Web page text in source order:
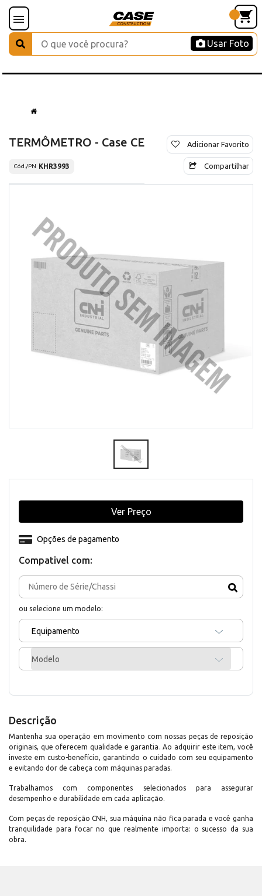
Usar Foto
TERMÔMETRO - Case CE
Cód./PN KHR3993
Adicionar Favorito
Compartilhar
Compativel com:
ou selecione um modelo:
Equipamento
Modelo
Opções de pagamento
Ver Preço
Descrição
Mantenha sua operação em movimento com nossas peças de reposição
originais, que oferecem qualidade e garantia. Ao adquirir este item, você
investe em custo-benefício, garantindo o cuidado com seu equipamento
e evitando dor de cabeça com máquinas paradas.
Trabalhamos com componentes selecionados para assegurar
desempenho e durabilidade em cada aplicação.
Com peças de reposição CNH, sua máquina não fica parada e você ganha
tranquilidade para focar no que realmente importa: o sucesso da sua
obra.